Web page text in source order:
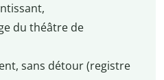
du théâtre de
sans détour (registre